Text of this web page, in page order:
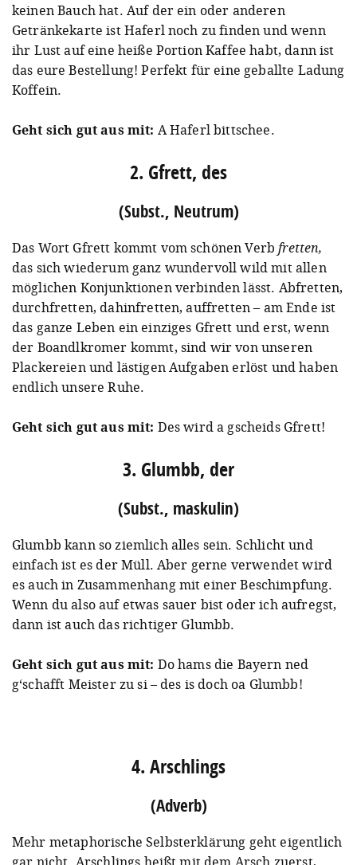
keinen Bauch hat. Auf der ein oder anderen
Getränkekarte ist Haferl noch zu finden und wenn
ihr Lust auf eine heiße Portion Kaffee habt, dann ist
das eure Bestellung! Perfekt für eine geballte Ladung
Koffein.
Geht sich gut aus mit: A Haferl bittschee.
2. Gfrett, des
(Subst., Neutrum)
Das Wort Gfrett kommt vom schönen Verbfretten,
das sich wiederum ganz wundervoll wild mit allen
möglichen Konjunktionen verbinden lässt. Abfretten,
durchfretten, dahinfretten, auffretten – am Ende ist
das ganze Leben ein einziges Gfrett und erst, wenn
der Boandlkromer kommt, sind wir von unseren
Plackereien und lästigen Aufgaben erlöst und haben
endlich unsere Ruhe.
Geht sich gut aus mit: Des wird a gscheids Gfrett!
3. Glumbb, der
(Subst., maskulin)
Glumbb kann so ziemlich alles sein. Schlicht und
einfach ist es der Müll. Aber gerne verwendet wird
es auch in Zusammenhang mit einer Beschimpfung.
Wenn du also auf etwas sauer bist oder ich aufregst,
dann ist auch das richtiger Glumbb.
Geht sich gut aus mit: Do hams die Bayern ned
g‘schafft Meister zu si – des is doch oa Glumbb!
4. Arschlings
(Adverb)
Mehr metaphorische Selbsterklärung geht eigentlich